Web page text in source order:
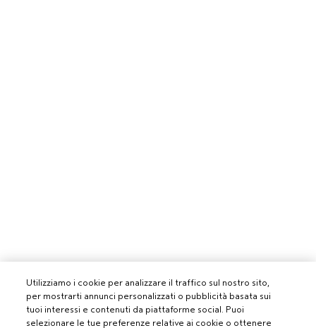
Utilizziamo i cookie per analizzare il traffico sul nostro sito,
per mostrarti annunci personalizzati o pubblicità basata sui
tuoi interessi e contenuti da piattaforme social. Puoi
selezionare le tue preferenze relative ai cookie o ottenere